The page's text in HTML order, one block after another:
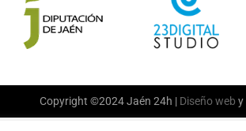
Copyright ©2024 Jaén 24h | Diseño web y